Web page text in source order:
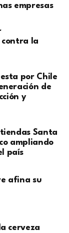
empresas
contra la
por Chile
de
y
Santa
ampliando
país
afina su
cerveza